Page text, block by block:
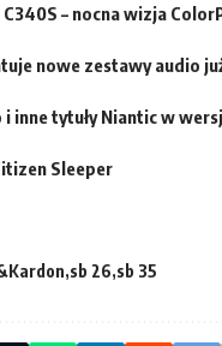
C340S – nocna wizja
nowe zestawy audio
i inne tytuły Niantic w
Sleeper
sb 26 sb 35